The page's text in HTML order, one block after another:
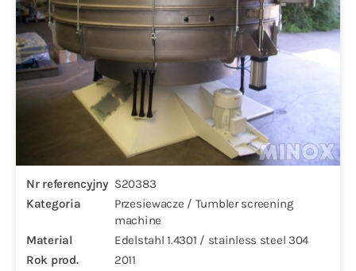
Nr referencyjny S20383
Kategoria
Przesiewacze / Tumbler screening
machine
Material
Edelstahl 1.4301 / stainless steel 304
Rok prod.
2011